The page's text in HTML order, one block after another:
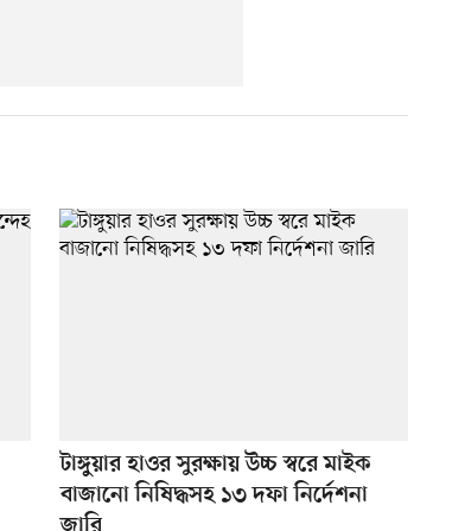
টাঙ্গুয়ার হাওর সুরক্ষায় উচ্চ স্বরে মাইক
বাজানো নিষিদ্ধসহ ১৩ দফা নির্দেশনা